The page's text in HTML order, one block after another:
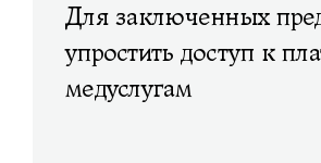
Для заключенных
упростить доступ к
медуслугам